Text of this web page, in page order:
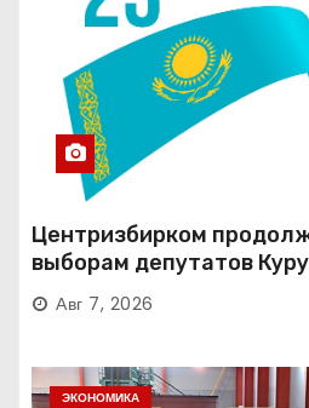
Центризбирком
выборам депутатов
Авг 7, 2026
ЭКОНОМИКА